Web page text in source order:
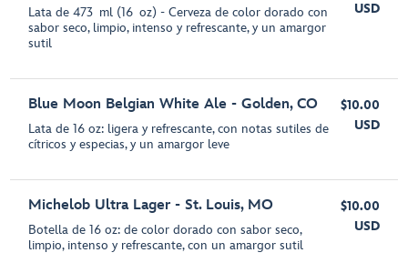
Lata de 473 ml (16 oz) - Cerveza de color dorado con
sabor seco, limpio, intenso y refrescante, y un amargor
sutil
USD
Blue Moon Belgian White Ale - Golden, CO
Lata de 16 oz: ligera y refrescante, con notas sutiles de
cítricos y especias, y un amargor leve
$10.00
USD
Michelob Ultra Lager - St. Louis, MO
Botella de 16 oz: de color dorado con sabor seco,
limpio, intenso y refrescante, con un amargor sutil
$10.00
USD